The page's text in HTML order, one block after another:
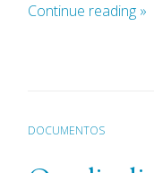
Continue reading »
DOCUMENTOS